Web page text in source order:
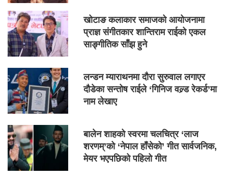
खोटाङ कलाकार समाजको आयोजनामा
प्राज्ञ संगीतकार शान्तिराम राईको एकल
साङ्गीतिक साँझ हुने
लन्डन म्याराथनमा दौरा सुरुवाल लगाएर
दौडेका सन्तोष राईले ‘गिनिज वल्र्ड रेकर्ड’मा
नाम लेखाए
बालेन शाहको स्वरमा चलचित्र ‘लाज
शरणम्’को ‘नेपाल हाँसेको’ गीत सार्वजनिक,
मेयर भएपछिको पहिलो गीत